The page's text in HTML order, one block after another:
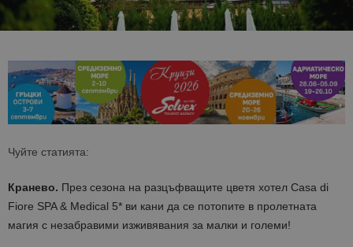
Чуйте статията:
Кранево. През сезона на разцъфващите цветя хотел Casa di
Fiore SPA & Medical 5* ви кани да се потопите в пролетната
магия с незабравими изживявания за малки и големи!